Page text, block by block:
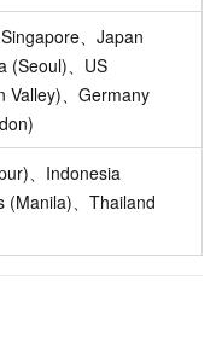
、Japan
(Seoul)、US
Valley)、Germany
、Indonesia
(Manila)、Thailand